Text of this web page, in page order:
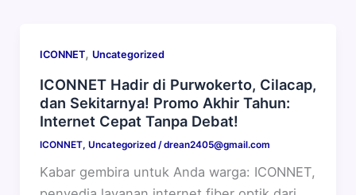
ICONNET, Uncategorized
ICONNET Hadir di Purwokerto, Cilacap,
dan Sekitarnya! Promo Akhir Tahun:
Internet Cepat Tanpa Debat!
ICONNET, Uncategorized/drean2405@gmail.com
Kabar gembira untuk Anda warga: ICONNET,